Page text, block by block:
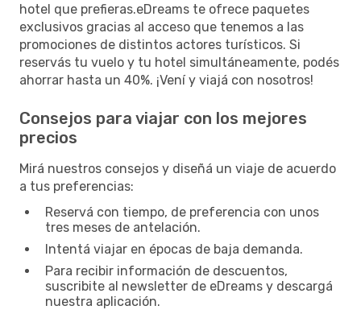
hotel que prefieras.eDreams te ofrece paquetes
exclusivos gracias al acceso que tenemos a las
promociones de distintos actores turísticos. Si
reservás tu vuelo y tu hotel simultáneamente, podés
ahorrar hasta un 40%. ¡Vení y viajá con nosotros!
Consejos para viajar con los mejores
precios
Mirá nuestros consejos y diseñá un viaje de acuerdo
a tus preferencias:
Reservá con tiempo, de preferencia con unos
tres meses de antelación.
Intentá viajar en épocas de baja demanda.
Para recibir información de descuentos,
suscribite al newsletter de eDreams y descargá
nuestra aplicación.